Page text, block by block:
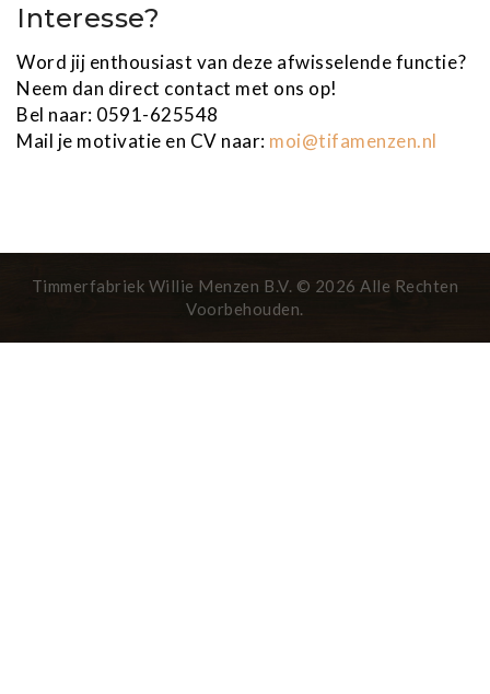
Interesse?
Word jij enthousiast van deze afwisselende functie?
Neem dan direct contact met ons op!
Bel naar: 0591-625548
Mail je motivatie en CV naar: moi@tifamenzen.nl
Timmerfabriek Willie Menzen B.V. © 2026 Alle Rechten
Voorbehouden.